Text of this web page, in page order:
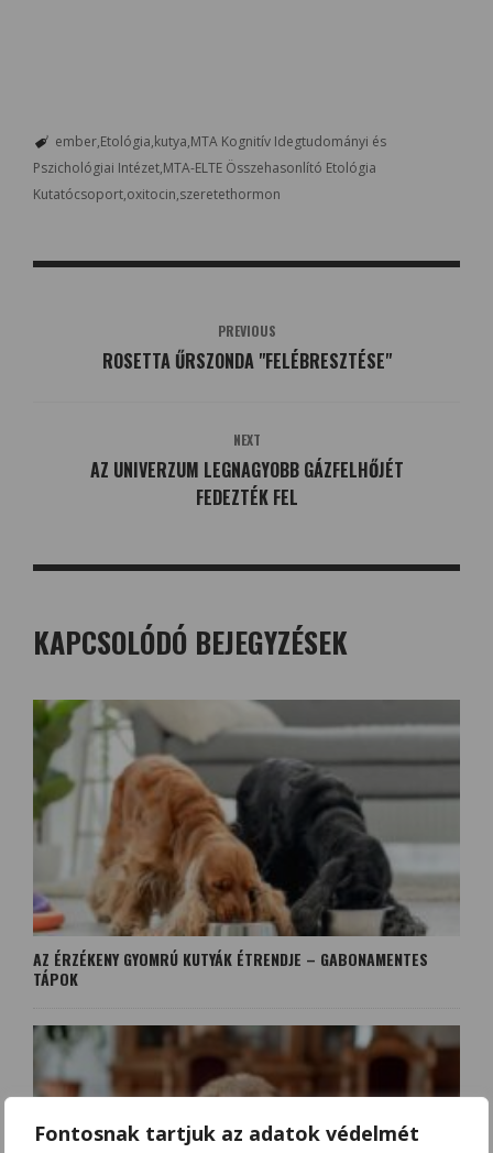
Fontosnak tartjuk az adatok védelmét
ember Etológia kutya MTA Kognitív Idegtudományi és
Pszichológiai Intézet MTA-ELTE Összehasonlító Etológia
Kutatócsoport oxitocin szeretethormon
PREVIOUS
ROSETTA ŰRSZONDA "FELÉBRESZTÉSE"
NEXT
AZ UNIVERZUM LEGNAGYOBB GÁZFELHŐJÉT
FEDEZTÉK FEL
KAPCSOLÓDÓ BEJEGYZÉSEK
AZ ÉRZÉKENY GYOMRÚ KUTYÁK ÉTRENDJE – GABONAMENTES
TÁPOK